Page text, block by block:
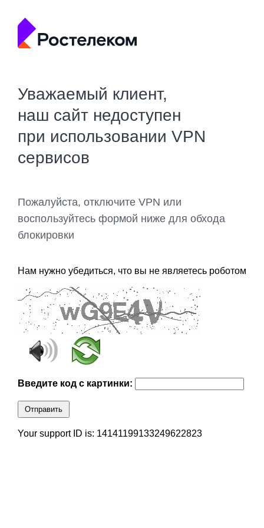
Уважаемый клиент,
наш сайт недоступен
при использовании VPN
сервисов
Пожалуйста, отключите VPN или
воспользуйтесь формой ниже для обхода
блокировки
Нам нужно убедиться, что вы не являетесь роботом
Введите код с картинки:
Отправить
Your support ID is: 14141199133249622823